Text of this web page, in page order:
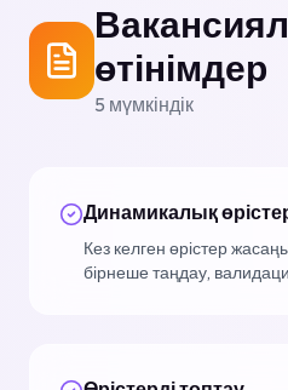
өтінімдер
5 мүмкіндік
Динамикалық
Кез келген өрістер
бірнеше таңдау,